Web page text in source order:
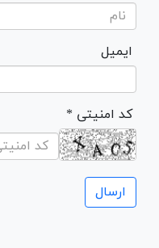
ایمیل
* کد امنیتی